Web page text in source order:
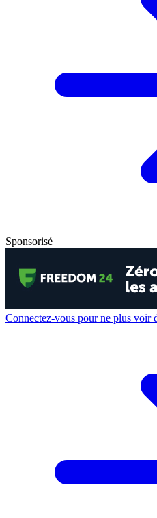
Sponsorisé
Connectez-vous pour ne plus voir